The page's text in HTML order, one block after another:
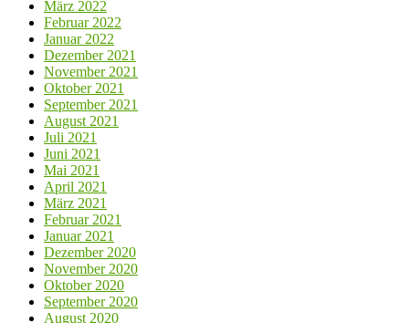
März 2022
Februar 2022
Januar 2022
Dezember 2021
November 2021
Oktober 2021
September 2021
August 2021
Juli 2021
Juni 2021
Mai 2021
April 2021
März 2021
Februar 2021
Januar 2021
Dezember 2020
November 2020
Oktober 2020
September 2020
August 2020